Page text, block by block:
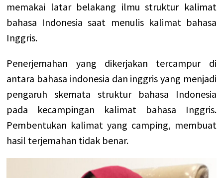
memakai latar belakang ilmustruktur kalimat
bahasa Indonesia saat menulis kalimat bahasa
Inggris.
Penerjemahan yang dikerjakan tercampur di
antara bahasa indonesia dan inggris yang menjadi
pengaruh skemata struktur bahasa Indonesia
pada kecampingan kalimat bahasa Inggris.
Pembentukan kalimat yang camping, membuat
hasil terjemahan tidak benar.